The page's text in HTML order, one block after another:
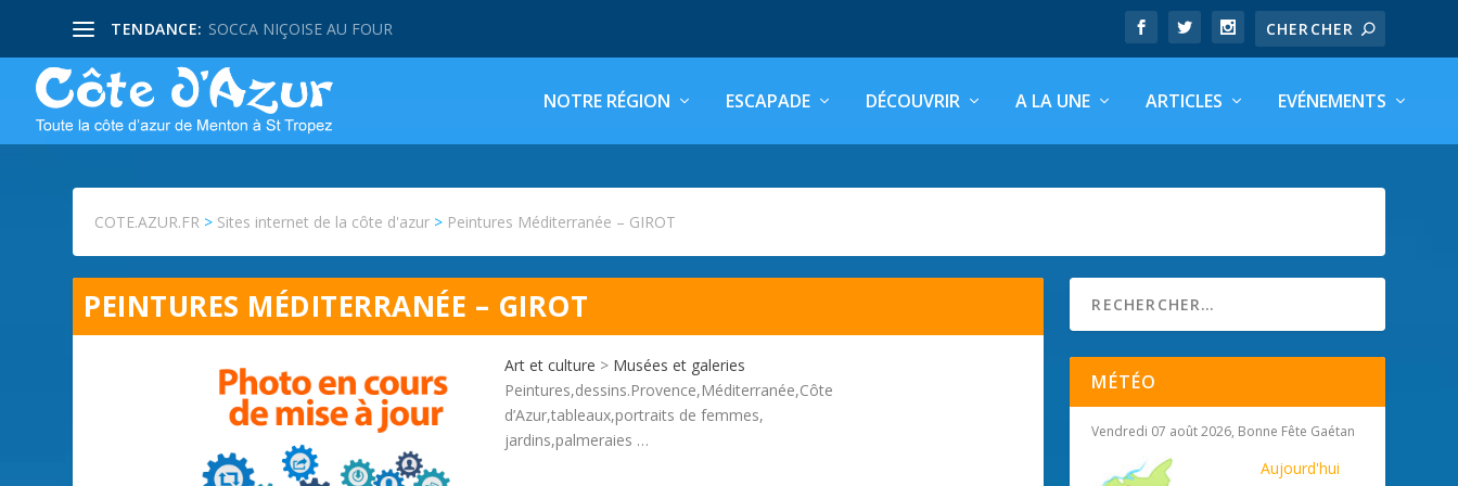
TENDANCE: SOCCA NIÇOISE AU FOUR
NOTRE RÉGION ESCAPADE DÉCOUVRIR A LA UNE ARTICLES EVÉNEMENTS
COTE.AZUR.FR > Sites internet de la côte d'azur > Peintures Méditerranée – GIROT
PEINTURES MÉDITERRANÉE – GIROT
Art et culture > Musées et galeries
Peintures,dessins.Provence,Méditerranée,Côte
d’Azur,tableaux,portraits de femmes,
jardins,palmeraies …
MÉTÉO
Vendredi 07 août 2026, Bonne Fête Gaétan
Aujourd'hui